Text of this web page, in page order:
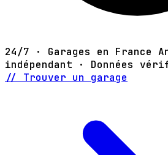
24/7 · Garages en France
indépendant · Données
// Trouver un garage